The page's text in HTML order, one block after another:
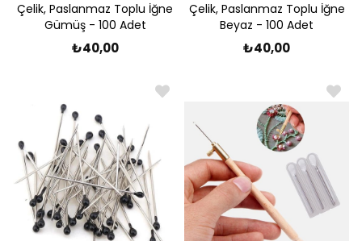
Çelik, Paslanmaz Toplu İğne
Gümüş - 100 Adet
₺40,00
Çelik, Paslanmaz Toplu İğne
Beyaz - 100 Adet
₺40,00